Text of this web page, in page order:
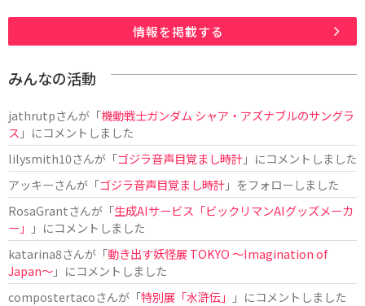
情報を掲載する
みんなの活動
jathrutpさんが「機動戦士ガンダム シャア・アズナブルのサングラ
ス 」にコメントしました
lilysmith10さんが「ゴジラ音声目覚まし時計」にコメントしました
アッキーさんが「ゴジラ音声目覚まし時計」をフォローしました
RosaGrantさんが「生成AIサービス「ビックリマンAIグッズメーカ
ー」
」にコメントしました
katarina8さんが「動き出す妖怪展 TOKYO 〜Imagination of
Japan〜」にコメントしました
compostertacoさんが「特別展「水滸伝」
」にコメントしました